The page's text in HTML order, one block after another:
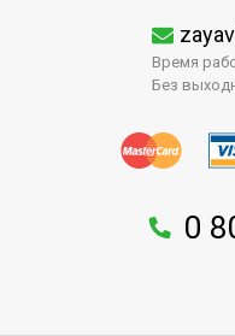
Время
Без
0